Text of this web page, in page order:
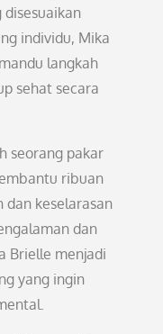
individu, Mika
langkah
sehat secara
seorang pakar
ribuan
dan keselarasan
dan
Brielle menjadi
yang ingin